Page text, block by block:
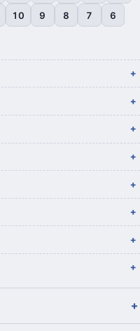
10 9 8 7 6